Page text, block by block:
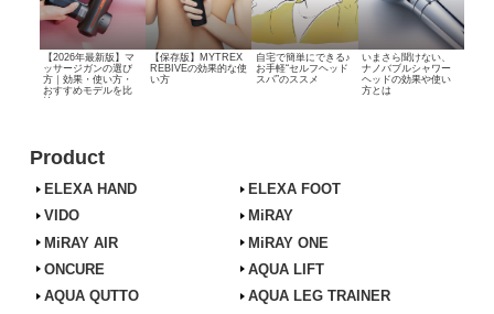
【2026年最新版】マ
ッサージガンの選び
方｜効果・使い方・
おすすめモデルを比
較
【保存版】MYTREX
REBIVEの効果的な使
い方
自宅で簡単にできる♪
お手軽“セルフヘッド
スパ”のススメ
いまさら聞けない、
ナノバブルシャワー
ヘッドの効果や使い
方とは
Product
ELEXA HAND
ELEXA FOOT
VIDO
MiRAY
MiRAY AIR
MiRAY ONE
ONCURE
AQUA LIFT
AQUA QUTTO
AQUA LEG TRAINER